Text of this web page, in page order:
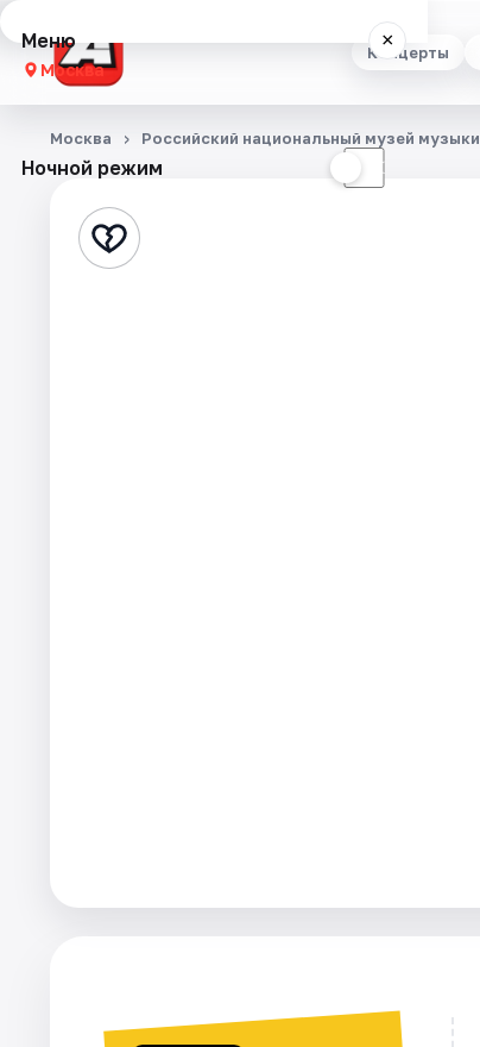
Концерты
Меню ×
Москва
Концерты
Стендап
Ночной режим ☾
Москва Российский национальный музей музыки